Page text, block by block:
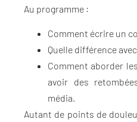
Au programme :
Comment écrire un
Quelle différence
Comment aborder
avoir des
média.
Autant de points de